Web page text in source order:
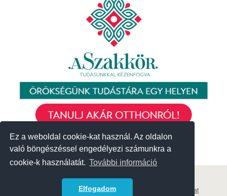
Ez a weboldal cookie-kat használ. Az oldalon
való böngészéssel engedélyezi számunkra a
cookie-k használatát. További információ
Elfogadom
Ez a weboldal cookie-kat használ. Az oldalon
való böngészéssel engedélyezi számunkra a
cookie-k használatát. További információ
Elfogadom
© 2018 Közösségek Háza
Korábbi események Adatvédelmi szabályzat